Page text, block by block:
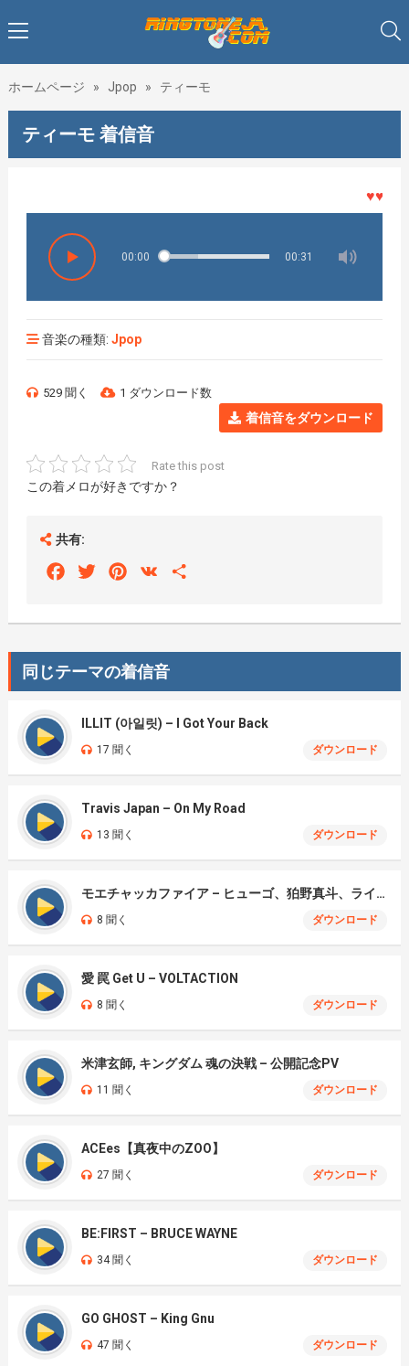
ホームページ » Jpop » ティーモ
ティーモ 着信音
♥♥♥着
00:00 00:31
音楽の種類: Jpop
529 聞く 1 ダウンロード数
着信音をダウンロード
Rate this post
この着メロが好きですか？
共有:
FacebookTwitterPinterest
VK
同じテーマの着信音
ILLIT (아일릿) – I Got Your Back
17 聞く ダウンロード
Travis Japan – On My Road
13 聞く ダウンロード
モエチャッカファイア – ヒューゴ、狛野真斗、ライト、セヴェリアン (Cover )
8 聞く ダウンロード
愛 罠 Get U – VOLTACTION
8 聞く ダウンロード
米津玄師, キングダム 魂の決戦 – 公開記念PV
11 聞く ダウンロード
ACEes【真夜中のZOO】
27 聞く ダウンロード
BE:FIRST – BRUCE WAYNE
34 聞く ダウンロード
GO GHOST – King Gnu
47 聞く ダウンロード